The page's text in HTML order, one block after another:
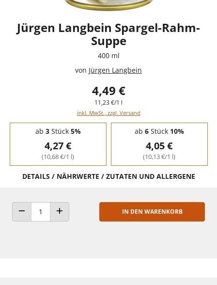
Jürgen Langbein Spargel-Rahm-
Suppe
400 ml
von Jürgen Langbein
4,49 €
11,23 €/1 l
inkl. MwSt., zzgl. Versand
Staffelpreise - Mengenrabatt
ab 3Stück 5%
4,27 €
(10,68 €/1 l)
ab 6Stück 10%
4,05 €
(10,13 €/1 l)
DETAILS / NÄHRWERTE / ZUTATEN UND ALLERGENE
ANZAHL VERRINGERNANZAHL ERHÖHEN
IN DEN WARENKORB